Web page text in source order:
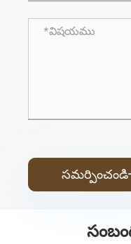
సమర్పించండి